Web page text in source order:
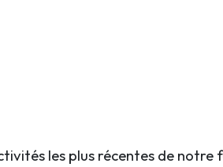
les plus récentes de notre